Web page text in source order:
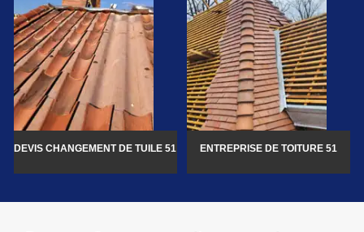
DEVIS CHANGEMENT DE TUILE 51 ENTREPRISE DE TOITURE 51